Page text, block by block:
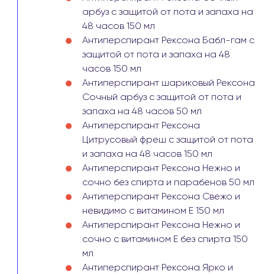
арбуз с защитой от пота и запаха на
48 часов 150 мл
Антиперспирант Рексона Бабл-гам с
защитой от пота и запаха на 48
часов 150 мл
Антиперспирант шариковый Рексона
Сочный арбуз с защитой от пота и
запаха на 48 часов 50 мл
Антиперспирант Рексона
Цитрусовый фреш с защитой от пота
и запаха на 48 часов 150 мл
Антиперспирант Рексона Нежно и
сочно без спирта и парабенов 50 мл
Антиперспирант Рексона Свежо и
невидимо с витамином Е 150 мл
Антиперспирант Рексона Нежно и
сочно с витамином Е без спирта 150
мл
Антиперспирант Рексона Ярко и